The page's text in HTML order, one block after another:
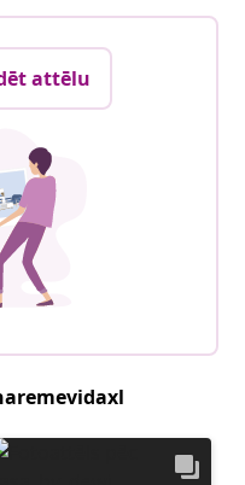
attēlu